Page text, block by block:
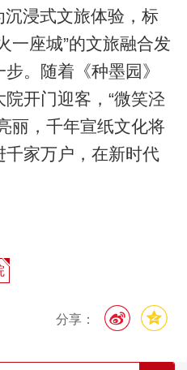
浸式文旅体验，标
一座城”的文旅融合发
。随着《种墨园》
开门迎客，“微笑泾
丽，千年宣纸文化将
千家万户，在新时代
分享：